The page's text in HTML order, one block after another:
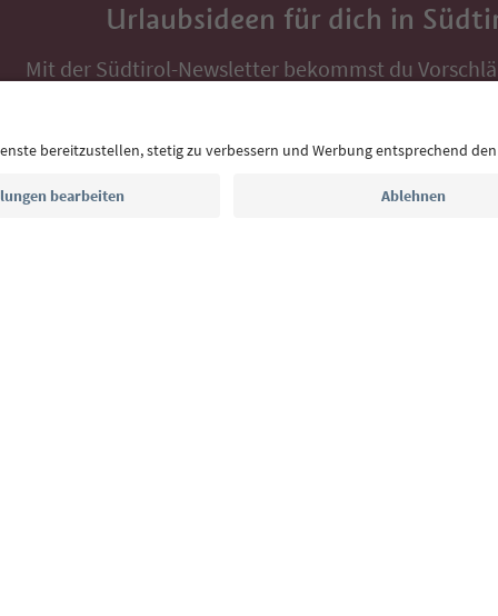
Urlaubsideen für dich in
Mit der Südtirol-Newsletter bekommst du
E-Mail Adresse